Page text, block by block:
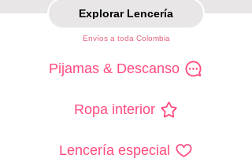
Explorar Lencería
Envíos a toda Colombia
Pijamas & Descanso
Ropa interior
Lencería especial